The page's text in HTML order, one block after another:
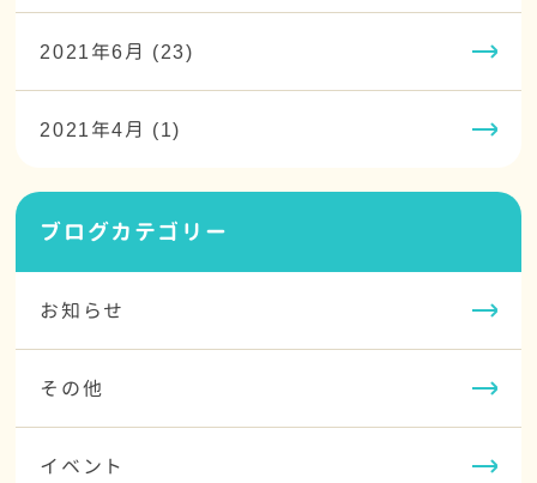
2021年6月 (23)
2021年4月 (1)
ブログカテゴリー
お知らせ
その他
イベント